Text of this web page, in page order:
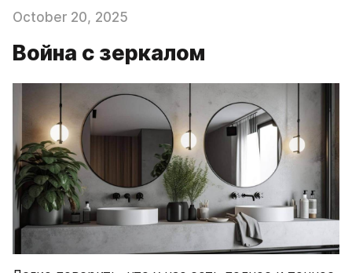
October 20, 2025
Война с зеркалом